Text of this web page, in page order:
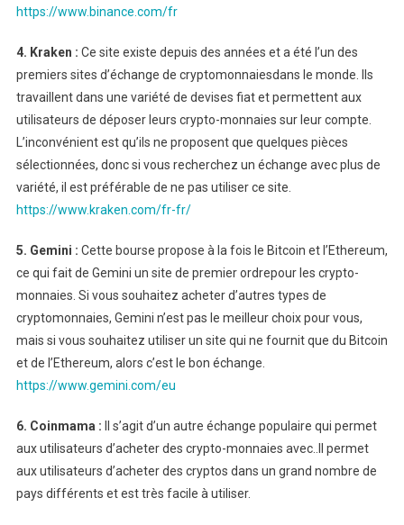
https://www.binance.com/fr
4. Kraken : Ce site existe depuis des années et a été l’un des
premiers sites d’échange de cryptomonnaiesdans le monde. Ils
travaillent dans une variété de devises fiat et permettent aux
utilisateurs de déposer leurs crypto-monnaies sur leur compte.
L’inconvénient est qu’ils ne proposent que quelques pièces
sélectionnées, donc si vous recherchez un échange avec plus de
variété, il est préférable de ne pas utiliser ce site.
https://www.kraken.com/fr-fr/
5. Gemini : Cette bourse propose à la fois le Bitcoin et l’Ethereum,
ce qui fait de Gemini un site de premier ordrepour les crypto-
monnaies. Si vous souhaitez acheter d’autres types de
cryptomonnaies, Gemini n’est pas le meilleur choix pour vous,
mais si vous souhaitez utiliser un site qui ne fournit que du Bitcoin
et de l’Ethereum, alors c’est le bon échange.
https://www.gemini.com/eu
6. Coinmama : Il s’agit d’un autre échange populaire qui permet
aux utilisateurs d’acheter des crypto-monnaies avec..Il permet
aux utilisateurs d’acheter des cryptos dans un grand nombre de
pays différents et est très facile à utiliser.